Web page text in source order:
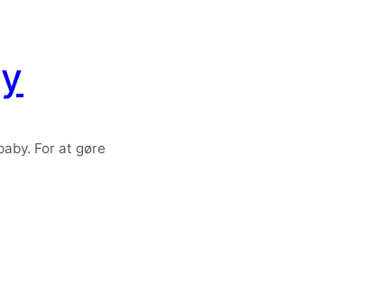
For at gøre